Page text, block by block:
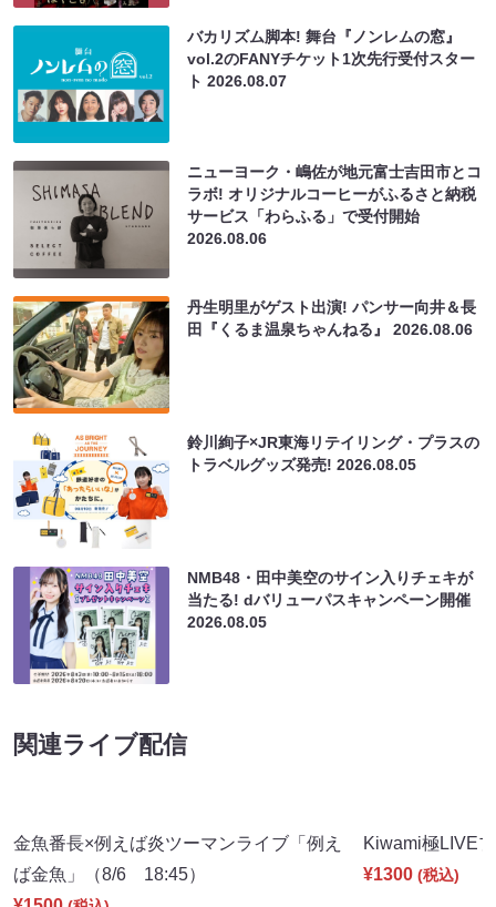
バカリズム脚本! 舞台『ノンレムの窓』
vol.2のFANYチケット1次先行受付スター
ト2026.08.07
ニューヨーク・嶋佐が地元富士吉田市とコ
ラボ! オリジナルコーヒーがふるさと納税
サービス「わらふる」で受付開始
2026.08.06
丹生明里がゲスト出演! パンサー向井＆長
田『くるま温泉ちゃんねる』2026.08.06
鈴川絢子×JR東海リテイリング・プラスの
トラベルグッズ発売!2026.08.05
NMB48・田中美空のサイン入りチェキが
当たる! dバリューパスキャンペーン開催
2026.08.05
関連ライブ配信